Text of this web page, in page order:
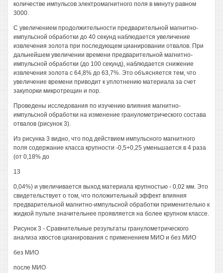
количестве импульсов электромагнитного поля в минуту равном
3000.
С увеличением продолжительности предварительной магнитно-
импульсной обработки до 40 секунд наблюдается увеличение
извлечения золота при последующем цианировании отвалов. При
дальнейшем увеличении времени предварительной магнитно-
импульсной обработки (до 100 секунд), наблюдается снижение
извлечения золота с 64,8% до 63,7%. Это объясняется тем, что
увеличение времени приводит к уплотнению материала за счет
закупорки микротрещин и пор.
Проведены исследования по изучению влияния магнитно-
импульсной обработки на изменение гранулометрического состава
отвалов (рисунок 3).
Из рисунка 3 видно, что под действием импульсного магнитного
поля содержание класса крупности -0,5+0,25 уменьшается в 4 раза
(от 0,18% до
13
0,04%) и увеличивается выход материала крупностью - 0,02 мм. Это
свидетельствует о том, что положительный эффект влияния
предварительной магнитно-импульсной обработки применительно к
жидкой пульпе значительнее проявляется на более крупном классе.
Рисунок 3 - Сравнительные результаты гранулометрического
анализа хвостов цианирования с применением МИО и без МИО
без МИО
после МИО